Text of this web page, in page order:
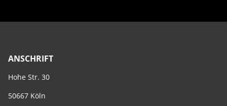
ANSCHRIFT
Hohe Str. 30
50667 Köln